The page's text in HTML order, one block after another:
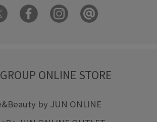
ONLINE STORE
by JUN ONLINE